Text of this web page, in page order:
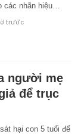
các nhãn hiệu…
trước
người mẹ
để trục
hại con 5 tuổi để